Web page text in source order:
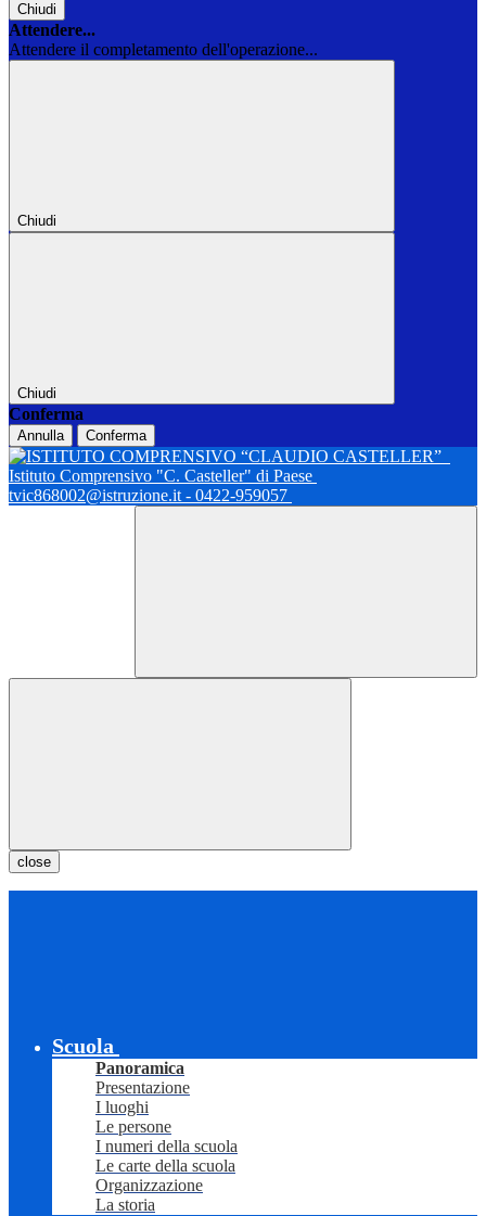
Chiudi
Attendere...
Attendere il completamento dell'operazione...
Chiudi
Chiudi
Conferma
Annulla Conferma
Istituto Comprensivo "C. Casteller" di Paese
tvic868002@istruzione.it - 0422-959057
close
Scuola
Panoramica
Presentazione
I luoghi
Le persone
I numeri della scuola
Le carte della scuola
Organizzazione
La storia